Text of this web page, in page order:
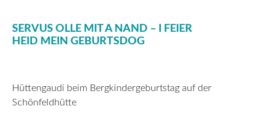
SERVUS OLLE MIT A NAND – I FEIER
HEID MEIN GEBURTSDOG
Hüttengaudi beim Bergkindergeburtstag auf der
Schönfeldhütte